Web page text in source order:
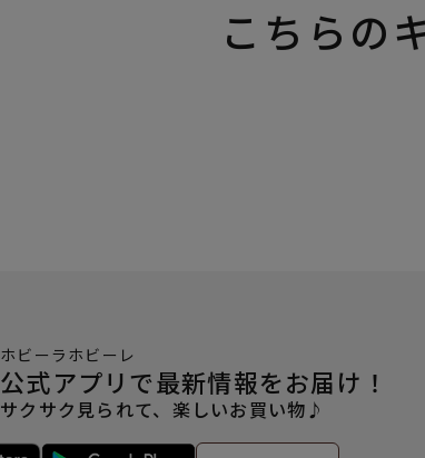
こちらの
ホビーラホビーレ
公式アプリで最新情報をお届け！
サクサク見られて、楽しいお買い物♪